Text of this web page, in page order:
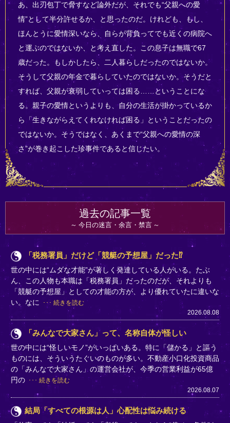
あ、出刃包丁で脅すなど論外だが、それでも“父親への愛
情”として半分許せるか、と思ったのだ。けれども、もし、
ほんとうに愛情深いなら、自らが背負ってでも近くの病院へ
と運ぶのではないか、と考え直した。この息子は無職で67
歳だった。もしかしたら、二人暮らしだったのではないか。
そうして父親の年金で暮らしていたのではないか。そうだと
すれば、父親が衰弱していっては困る……ということにな
る。親子の愛情というよりも、自分の生活が掛かっているか
ら「生きながらえてくれなければ困る」ということだったの
ではないか。そうではなく、あくまで“父親への愛情の深
さ”が巻き起こした珍事件であると信じたい。
過去の記事一覧
今日の迷言・余言・禁言
「税務署員」だけど「競艇の予想屋」だった⁉
世の中には“ムダな才能”が著しく発達している人がいる。たぶ
ん、この人物も本職は「税務署員」だったのだが、それよりも
「競艇の予想屋」としての才能の方が、より優れていたに違いな
い。なに
続きを読む
2026.08.08
「みんなで大家さん」って、名称自体が怪しい
世の中には“怪しいモノ”がいっぱいある。特に「儲かる」と謳う
ものには、そういうたぐいのものが多い。不動産小口化投資商品
の「みんなで大家さん」の運営会社が、今季の営業利益が65億
円の
続きを読む
2026.08.07
結局「すべての根源は人」心配性は悩み続ける